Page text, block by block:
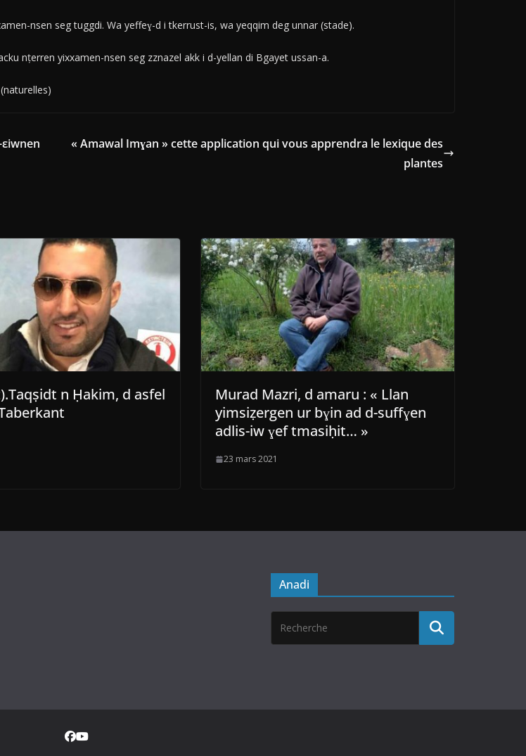
nsen seg tuggdi. Wa yeffeɣ-d i tkerrust-is, wa yeqqim deg unnar (stade).
nṭerren yixxamen-nsen seg zznazel akk i d-yellan di Bgayet ussan-a.
« Amawal Imɣan » cette application qui vous apprendra le lexique des
plantes
n Ḥakim, d asfel
Murad Mazri, d amaru : « Llan
yimsiẓergen ur bɣin ad d-suffɣen
adlis-iw ɣef tmasiḥit… »
23 mars 2021
Anadi